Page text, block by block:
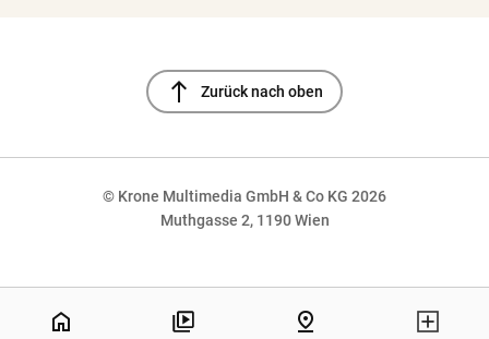
north Zurück nach oben
© Krone Multimedia GmbH & Co KG 2026
Muthgasse 2, 1190 Wien
home pin_drop
NaN%